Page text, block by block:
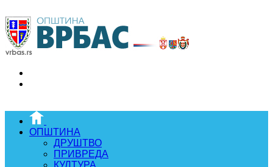
ОПШТИНА
ДРУШТВО
ПРИВРЕДА
КУЛТУРА